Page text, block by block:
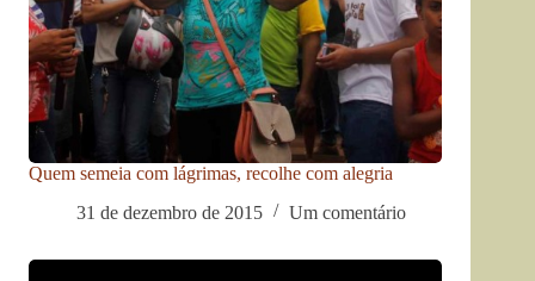
Quem semeia com lágrimas, recolhe com alegria
31 de dezembro de 2015
Um comentário